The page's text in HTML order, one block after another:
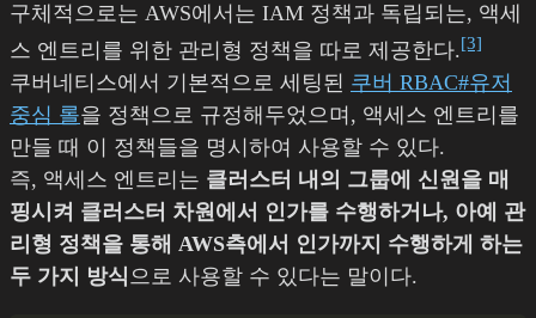
구체적으로는 AWS에서는 IAM 정책과 독립되는, 액세
스 엔트리를 위한 관리형 정책을 따로 제공한다.[3]
쿠버네티스에서 기본적으로 세팅된 쿠버 RBAC#유저
중심 롤을 정책으로 규정해두었으며, 액세스 엔트리를
만들 때 이 정책들을 명시하여 사용할 수 있다.
즉, 액세스 엔트리는 클러스터 내의 그룹에 신원을 매
핑시켜 클러스터 차원에서 인가를 수행하거나, 아예 관
리형 정책을 통해 AWS측에서 인가까지 수행하게 하는
두 가지 방식으로 사용할 수 있다는 말이다.